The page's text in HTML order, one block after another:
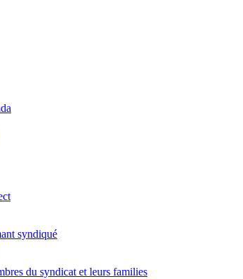
syndiqué
du syndicat et leurs families